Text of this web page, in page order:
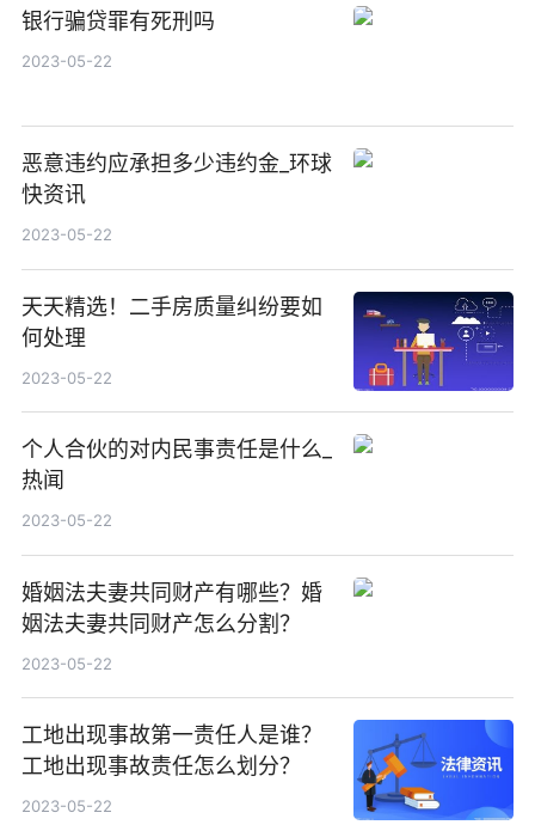
银行骗贷罪有死刑吗
2023-05-22
恶意违约应承担多少违约金_环球
快资讯
2023-05-22
天天精选！二手房质量纠纷要如
何处理
2023-05-22
个人合伙的对内民事责任是什么_
热闻
2023-05-22
婚姻法夫妻共同财产有哪些？婚
姻法夫妻共同财产怎么分割？
2023-05-22
工地出现事故第一责任人是谁？
工地出现事故责任怎么划分？
2023-05-22